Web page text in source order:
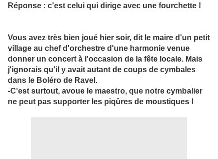
Réponse : c'est celui qui dirige avec une fourchette !
Vous avez très bien joué hier soir, dit le maire d'un petit
village au chef d'orchestre d'une harmonie venue
donner un concert à l'occasion de la fête locale. Mais
j'ignorais qu'il y avait autant de coups de cymbales
dans le Boléro de Ravel.
-C'est surtout, avoue le maestro, que notre cymbalier
ne peut pas supporter les piqûres de moustiques !